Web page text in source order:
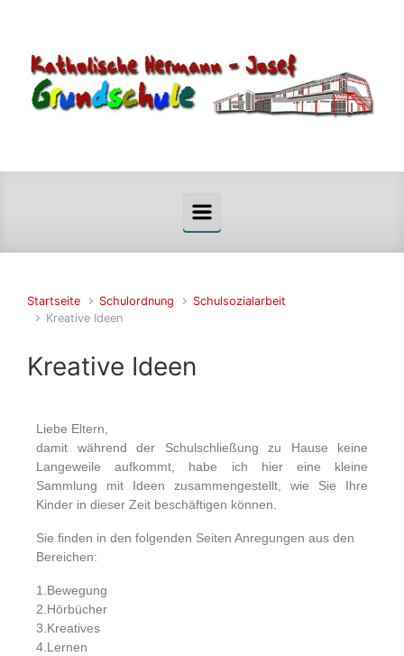
Startseite Schulordnung
Schulsozialarbeit
Kreative Ideen
Kreative Ideen
Liebe Eltern,
damit während der Schulschließung zu Hause keine
Langeweile aufkommt, habe ich hier eine kleine
Sammlung mit Ideen zusammengestellt, wie Sie Ihre
Kinder in dieser Zeit beschäftigen können.
Sie finden in den folgenden Seiten Anregungen aus den
Bereichen:
1.Bewegung
2.Hörbücher
3.Kreatives
4.Lernen